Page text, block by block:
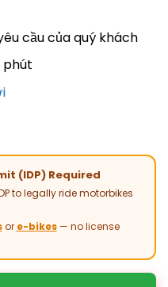
cầu của quý khách
phút
(IDP) Required
to legally ride motorbikes
or e-bikes— no license